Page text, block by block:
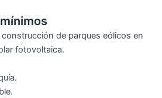
de parques eólicos en
fotovoltaica.